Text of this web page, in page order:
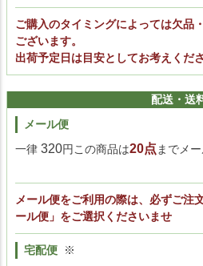
ご購入のタイミングによっては欠品
ございます。
出荷予定日は目安としてお考えくださ
配送・送
メール便
一律 320円この商品は20点までメ
メール便をご利用の際は、必ずご注
ール便」をご選択くださいませ
宅配便 ※